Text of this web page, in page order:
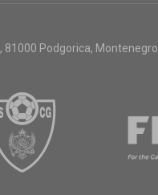
, 81000 Podgorica, Montenegro